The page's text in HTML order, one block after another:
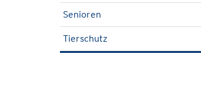
Senioren
Tierschutz